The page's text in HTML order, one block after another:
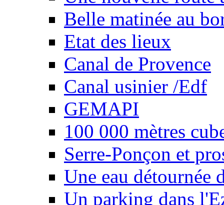
Belle matinée au
Etat des lieux
Canal de Provence
Canal usinier /Edf
GEMAPI
100 000 mètres
Serre-Ponçon et
Une eau détournée
Un parking dans